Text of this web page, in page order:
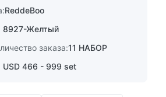
ReddeBoo
8927-Желтый
заказа:11 НАБОР
USD 466 - 999 set